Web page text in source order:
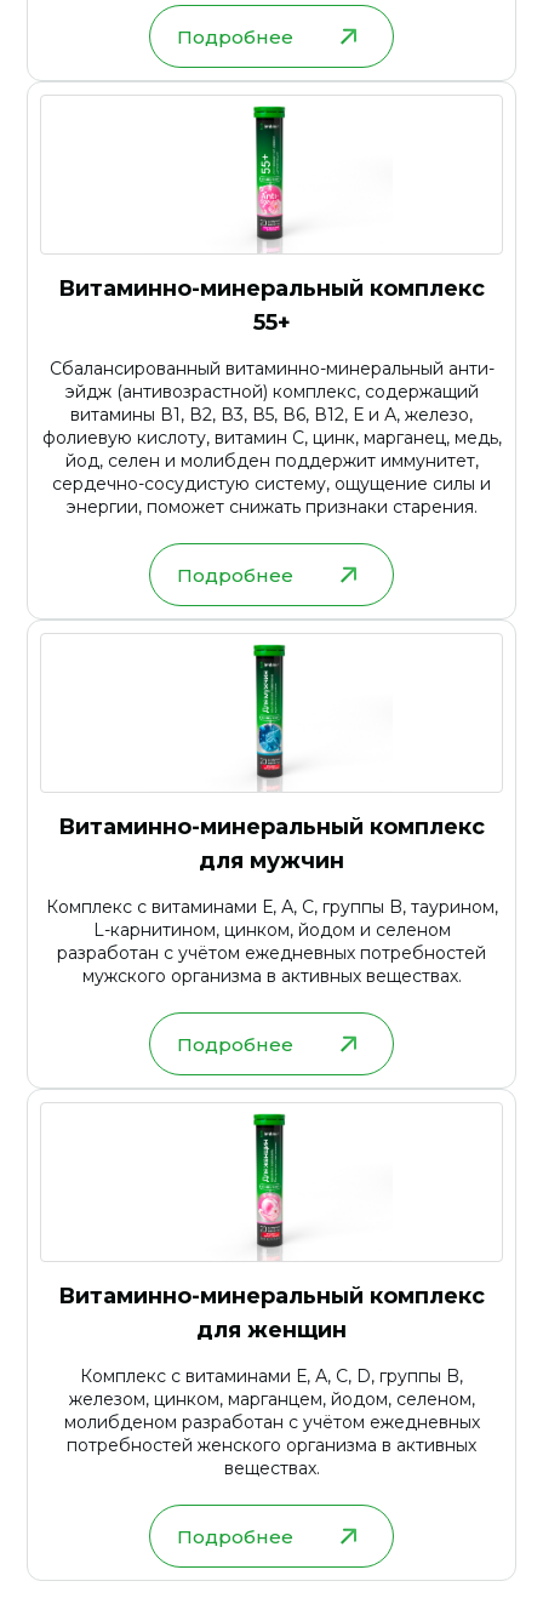
Подробнее
Витаминно-минеральный комплекс
55+
Сбалансированный витаминно-минеральный анти-
эйдж (антивозрастной) комплекс, содержащий
витамины В1, В2, В3, В5, В6, В12, Е и А, железо,
фолиевую кислоту, витамин С, цинк, марганец, медь,
йод, селен и молибден поддержит иммунитет,
сердечно-сосудистую систему, ощущение силы и
энергии, поможет снижать признаки старения.
Подробнее
Витаминно-минеральный комплекс
для мужчин
Комплекс с витаминами Е, А, С, группы B, таурином,
L-карнитином, цинком, йодом и селеном
разработан с учётом ежедневных потребностей
мужского организма в активных веществах.
Подробнее
Витаминно-минеральный комплекс
для женщин
Комплекс с витаминами Е, А, С, D, группы B,
железом, цинком, марганцем, йодом, селеном,
молибденом разработан с учётом ежедневных
потребностей женского организма в активных
веществах.
Подробнее